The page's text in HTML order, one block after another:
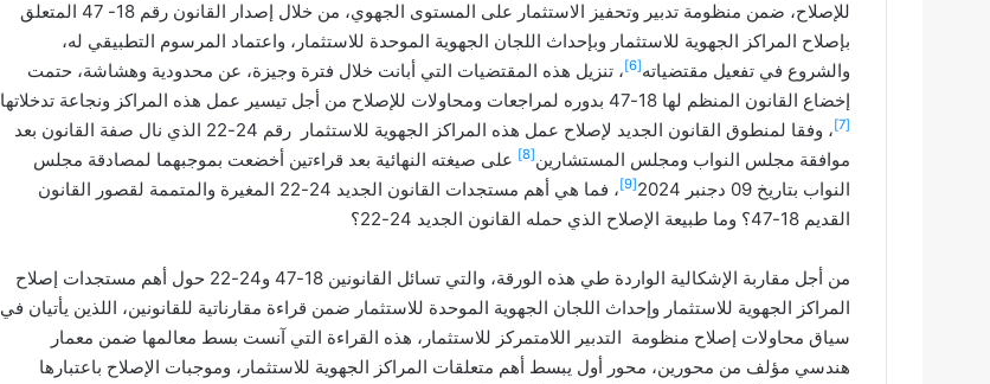
للإصلاح، ضمن منظومة تدبير وتحفيز الاستثمار على المستوى الجهوي، من خلال إصدار القانون رقم 18- 47 المتعلق
بإصلاح المراكز الجهوية للاستثمار وبإحداث اللجان الجهوية الموحدة للاستثمار، واعتماد المرسوم التطبيقي له،
والشروع في تفعيل مقتضياته[6]
، تنزيل هذه المقتضيات التي أبانت خلال فترة وجيزة، عن محدودية وهشاشة، حتمت
إخضاع القانون المنظم لها 18-47 بدوره لمراجعات ومحاولات للإصلاح من أجل تيسير عمل هذه المراكز ونجاعة تدخلاتها
[7]
، وفقا لمنطوق القانون الجديد لإصلاح عمل هذه المراكز الجهوية للاستثمار رقم 24-22 الذي نال صفة القانون بعد
موافقة مجلس النواب ومجلس المستشارين[8]
على صيغته النهائية بعد قراءتين أخضعت بموجبهما لمصادقة مجلس
النواب بتاريخ 09 دجنبر 2024
[9]
، فما هي أهم مستجدات القانون الجديد 24-22 المغيرة والمتممة لقصور القانون
القديم 18-47؟ وما طبيعة الإصلاح الذي حمله القانون الجديد 24-22؟
من أجل مقاربة الإشكالية الواردة طي هذه الورقة، والتي تسائل القانونين 18-47 و24-22 حول أهم مستجدات إصلاح
المراكز الجهوية للاستثمار وإحداث اللجان الجهوية الموحدة للاستثمار ضمن قراءة مقارناتية للقانونين، اللذين يأتيان في
سياق محاولات إصلاح منظومة التدبير اللامتمركز للاستثمار، هذه القراءة التي آنست بسط معالمها ضمن معمار
هندسي مؤلف من محورين، محور أول يبسط أهم متعلقات المراكز الجهوية للاستثمار، وموجبات الإصلاح باعتبارها